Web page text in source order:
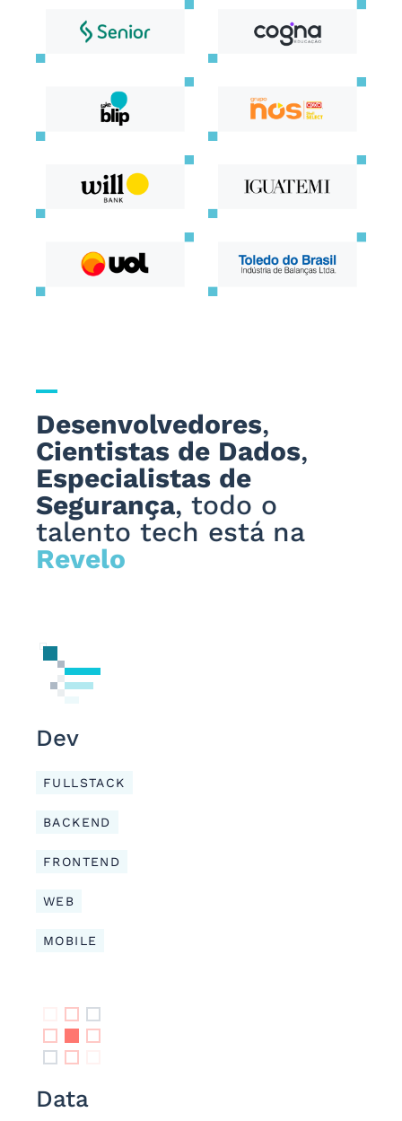
Desenvolvedores,
Cientistas de Dados,
Especialistas de
Segurança, todo o
talento tech está na
Revelo
Dev
FULLSTACK
BACKEND
FRONTEND
WEB
MOBILE
Data